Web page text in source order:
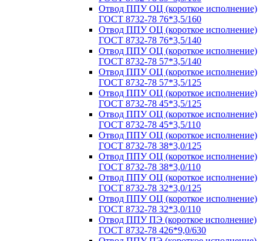
Отвод ППУ ОЦ (короткое исполнение)
ГОСТ 8732-78 76*3,5/160
Отвод ППУ ОЦ (короткое исполнение)
ГОСТ 8732-78 76*3,5/140
Отвод ППУ ОЦ (короткое исполнение)
ГОСТ 8732-78 57*3,5/140
Отвод ППУ ОЦ (короткое исполнение)
ГОСТ 8732-78 57*3,5/125
Отвод ППУ ОЦ (короткое исполнение)
ГОСТ 8732-78 45*3,5/125
Отвод ППУ ОЦ (короткое исполнение)
ГОСТ 8732-78 45*3,5/110
Отвод ППУ ОЦ (короткое исполнение)
ГОСТ 8732-78 38*3,0/125
Отвод ППУ ОЦ (короткое исполнение)
ГОСТ 8732-78 38*3,0/110
Отвод ППУ ОЦ (короткое исполнение)
ГОСТ 8732-78 32*3,0/125
Отвод ППУ ОЦ (короткое исполнение)
ГОСТ 8732-78 32*3,0/110
Отвод ППУ ПЭ (короткое исполнение)
ГОСТ 8732-78 426*9,0/630